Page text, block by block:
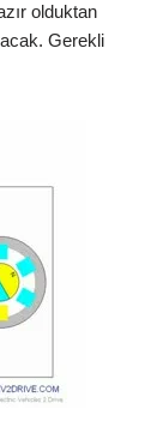
olduktan
Gerekli